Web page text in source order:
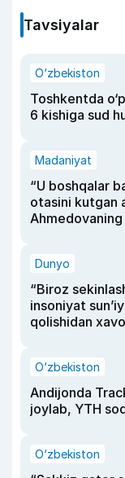
Tavsiyalar
O‘zbekiston
Toshkentda
6 kishiga sud
Madaniyat
“U boshqalar
otasini kutgan
Dunyo
“Biroz
insoniyat
qolishidan
O‘zbekiston
Andijonda
joylab, YTH
O‘zbekiston